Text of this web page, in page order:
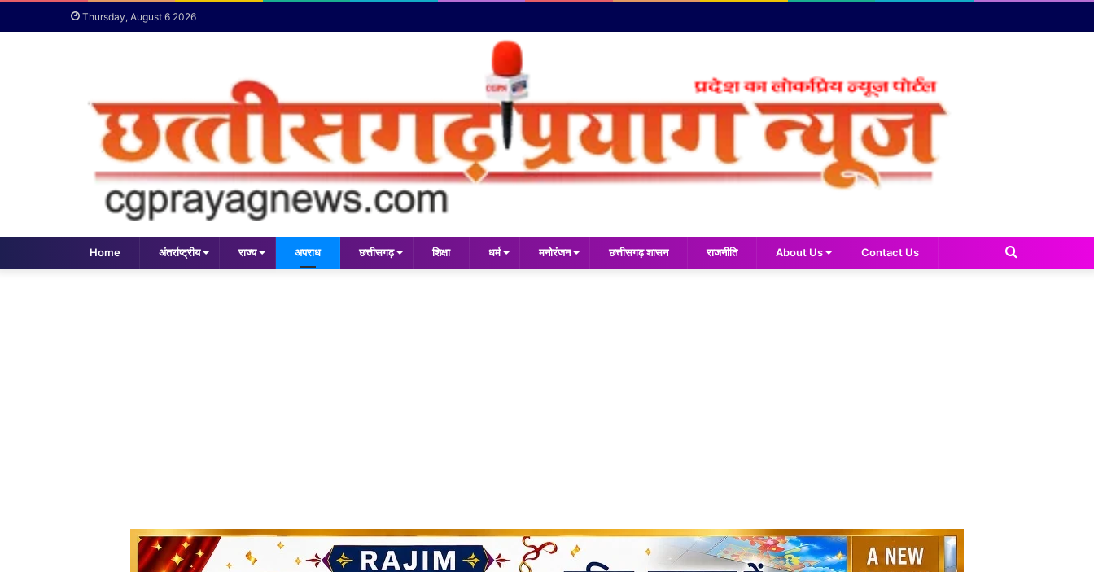
Thursday, August 6 2026
Home अंतर्राष्ट्रीय राज्य अपराध छत्तीसगढ़ शिक्षा धर्म मनोरंजन छत्तीसगढ़ शासन राजनीति About Us Contact Us
Search